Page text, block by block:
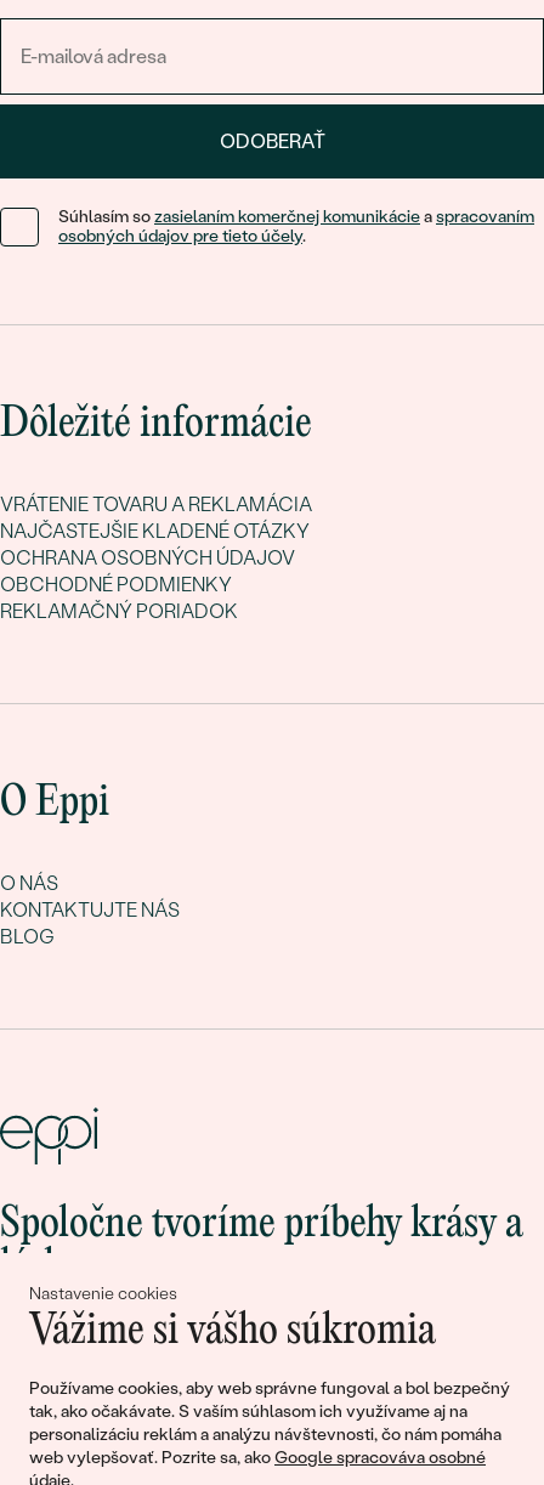
Nastavenie cookies
Vážime si vášho súkromia
Používame cookies, aby web správne fungoval a bol bezpečný
tak, ako očakávate. S vaším súhlasom ich využívame aj na
personalizáciu reklám a analýzu návštevnosti, čo nám pomáha
web vylepšovať. Pozrite sa, akoGoogle spracováva osobné
údaje.
ODOBERAŤ
Súhlasím sozasielaním komerčnej komunikácieaspracovaním
osobných údajov pre tieto účely.
Dôležité informácie
VRÁTENIE TOVARU A REKLAMÁCIA
NAJČASTEJŠIE KLADENÉ OTÁZKY
OCHRANA OSOBNÝCH ÚDAJOV
OBCHODNÉ PODMIENKY
REKLAMAČNÝ PORIADOK
O Eppi
O NÁS
KONTAKTUJTE NÁS
BLOG
Spoločne tvoríme príbehy krásy a
Pripojte sa k nám!